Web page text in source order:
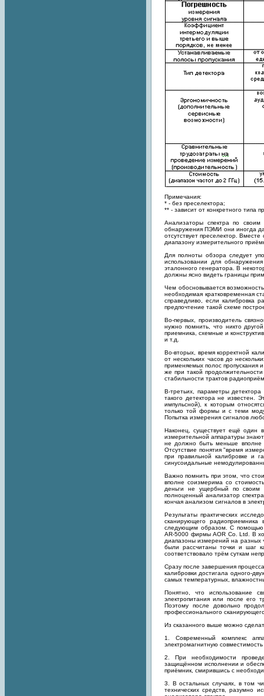
Примечания:
* - без преселектора;
** - зависит от конкретного типа
Анализаторы спектра по
обнаружения ПЭМИ они иногда
отсутствует преселектор.
диапазону измерительного
Для полноты обзора следует
использовании для
эталонного генератора. В
должны ясно видеть границы
Чем обосновывается
необходимая кратковременная
справедливо, если калибровка
предпочтение такой схеме
Во-первых, производитель
нужно помнить, что никто
приемника, схемные и
и т.д.
Во-вторых, время корректной
от нескольких часов до
применяемых полос пропускания
же при такой
стабильности трактов
В-третьих, параметры
такого детектора не известен.
импульсной), к которым
только той формы и с теми
Попытка измерения сигналов
Наконец, существует ещё один
измерительной аппаратуры
не должно быть меньше вполне
Отсутствие понятия "время
при правильной калибровке и
синусоидальные
Важно помнить при этом, что
вполне соизмерима со
деньги не ущербный по своим
полноценный анализатор
кончая анализом сигналов в
Результаты практических
сканирующего радиоприемника
следующим образом. С помощью
AR-5000 фирмы AOR Co. Ltd. В
диапазоны измерений на разных
были рассчитаны точки и шаг
соответствовало трём суткам
Сразу после завершения
калибровки достигала одного-
самых температурных,
Понятно, что использование
электропитания или после его
Поэтому после довольно
профессионального
Из сказанного выше можно
1. Современный комплекс
электромагнитную
2. При необходимости
защищённом исполнении и
приёмник, смирившись с
3. В остальных случаях, в том
технических средств, разумно